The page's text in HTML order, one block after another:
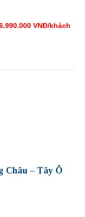
VNĐ/khách
Châu – Tây Ô